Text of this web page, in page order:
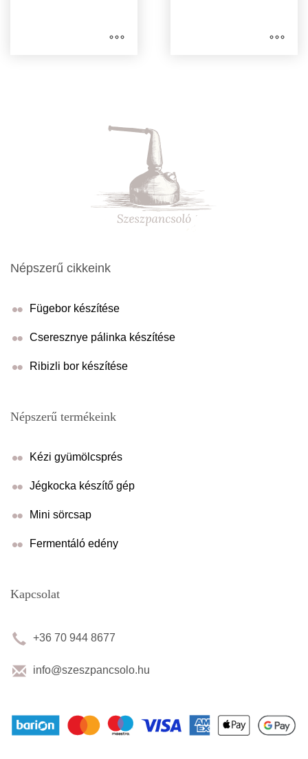
Népszerű cikkeink
Fügebor készítése
Cseresznye pálinka készítése
Ribizli bor készítése
Népszerű termékeink
Kézi gyümölcsprés
Jégkocka készítő gép
Mini sörcsap
Fermentáló edény
Kapcsolat
+36 70 944 8677
info@szeszpancsolo.hu